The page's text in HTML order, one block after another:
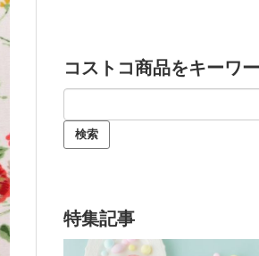
コストコ商品をキーワ
特集記事